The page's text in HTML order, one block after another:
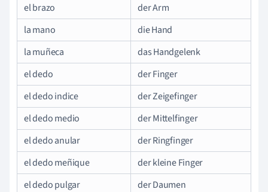
el brazo
der Arm
la mano
die Hand
la muñeca
das Handgelenk
el dedo
der Finger
el dedo indice
der Zeigefinger
el dedo medio
der Mittelfinger
el dedo anular
der Ringfinger
el dedo meñique
der kleine Finger
el dedo pulgar
der Daumen